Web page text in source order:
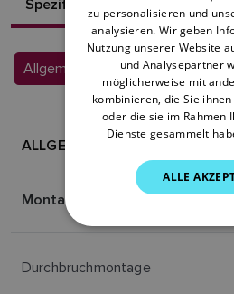
Allgemeine Spezifikationen
ALLGEMEINE SPEZIFIKATIONEN
Montage
Durchbruchmontage
zu personalisieren und
analysieren. Wir geben
Nutzung unserer Website
und Analysepartner
möglicherweise mit
kombinieren, die Sie
oder die sie im Rahmen
Dienste gesammelt
ALLE